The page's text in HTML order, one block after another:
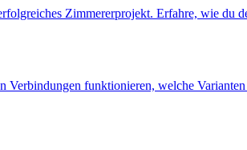
Zimmererprojekt. Erfahre, wie du
funktionieren, welche